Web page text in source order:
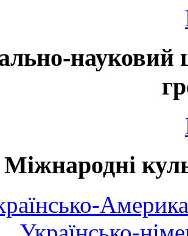
науковий
Міжнародні